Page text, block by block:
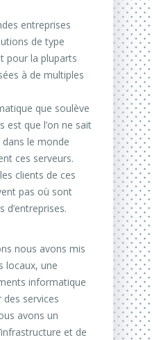
entreprises
de type
pour la pluparts
à de multiples
que soulève
est que l’on ne sait
le monde
ces serveurs.
clients de ces
pas où sont
d’entreprises.
nous avons mis
locaux, une
informatique
services
avons un
et de